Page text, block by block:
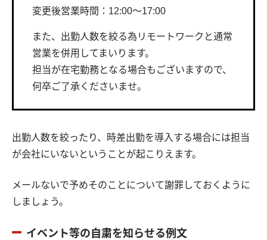
変更後営業時間：12:00〜17:00
また、出勤人数を絞る為リモートワークと通常
営業を併用してまいります。
担当が在宅勤務となる場合もございますので、
何卒ご了承くださいませ。
出勤人数を絞ったり、時差出勤を導入する場合には担当
が会社にいないということが起こりえます。
メールないで予めそのことについて謝罪しておくように
しましょう。
イベント等の自粛を知らせる例文